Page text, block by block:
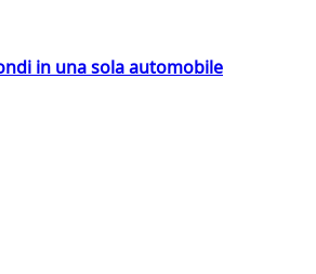
in una sola automobile